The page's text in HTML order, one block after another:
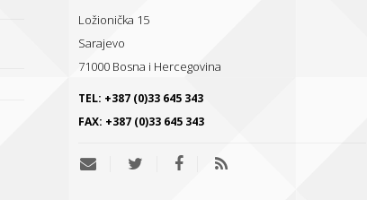
Ložionička 15
Sarajevo
71000 Bosna i Hercegovina
TEL: +387 (0)33 645 343
FAX: +387 (0)33 645 343